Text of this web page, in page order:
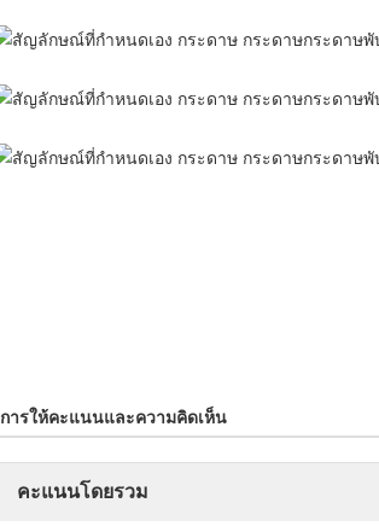
การให้คะแนนและความคิดเห็น
คะแนนโดยรวม